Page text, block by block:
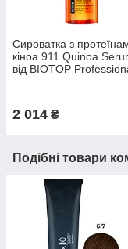
Сироватка з
кіноа 911 Quinoa
від BIOTOP
2 014 ₴
Подібні товари